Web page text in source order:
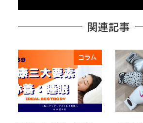
関連記事
コラム